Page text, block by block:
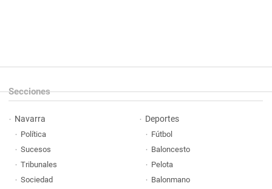
Secciones
Navarra
Política
Sucesos
Tribunales
Sociedad
Deportes
Fútbol
Baloncesto
Pelota
Balonmano